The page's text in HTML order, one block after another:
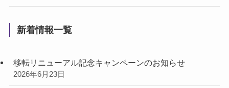
新着情報一覧
移転リニューアル記念キャンペーンのお知らせ
2026年6月23日